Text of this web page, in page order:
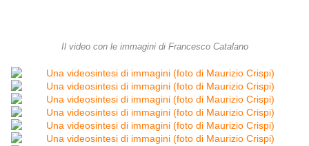
Il video con le immagini di Francesco Catalano